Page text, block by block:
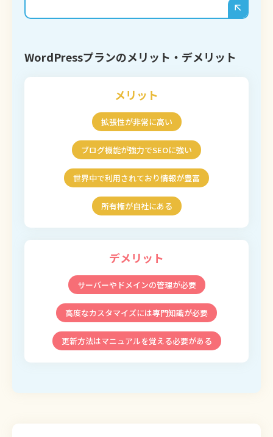
WordPressプランのメリット・デメリット
メリット
拡張性が非常に高い
ブログ機能が強力でSEOに強い
世界中で利用されており情報が豊富
所有権が自社にある
デメリット
サーバーやドメインの管理が必要
高度なカスタマイズには専門知識が必要
更新方法はマニュアルを覚える必要がある